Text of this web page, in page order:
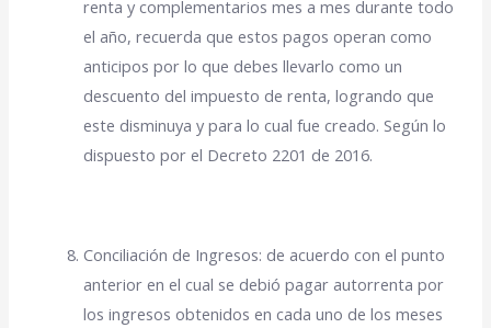
renta y complementarios mes a mes durante todo
el año, recuerda que estos pagos operan como
anticipos por lo que debes llevarlo como un
descuento del impuesto de renta, logrando que
este disminuya y para lo cual fue creado. Según lo
dispuesto por el Decreto 2201 de 2016.
Conciliación de Ingresos: de acuerdo con el punto
anterior en el cual se debió pagar autorrenta por
los ingresos obtenidos en cada uno de los meses